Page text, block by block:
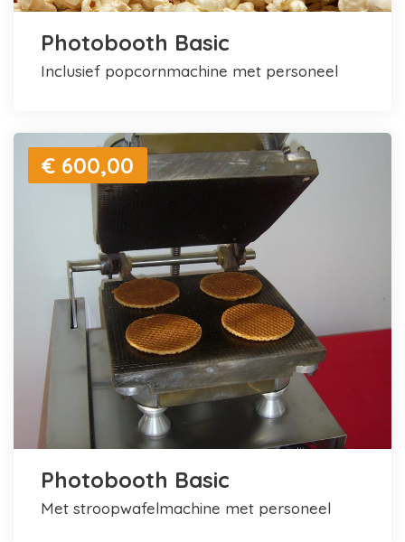
Photobooth Basic
inclusief popcornmachine met personeel
€ 600,00
Photobooth Basic
met stroopwafelmachine met personeel